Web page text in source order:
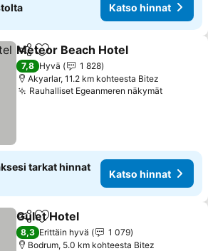
Katso hinnat
Jaa Lisää suosikkeihin
Meteor Beach Hotel
7,8 Hyvä
1 828
Akyarlar, 11.2 km kohteesta Bitez
Rauhalliset Egeanmeren näkymätKatso
tarkat hinnat
Katso hinnat
Jaa Lisää suosikkeihin
Gulet Hotel
8,3 Erittäin hyvä
1 079
Bodrum, 5.0 km kohteesta Bitez